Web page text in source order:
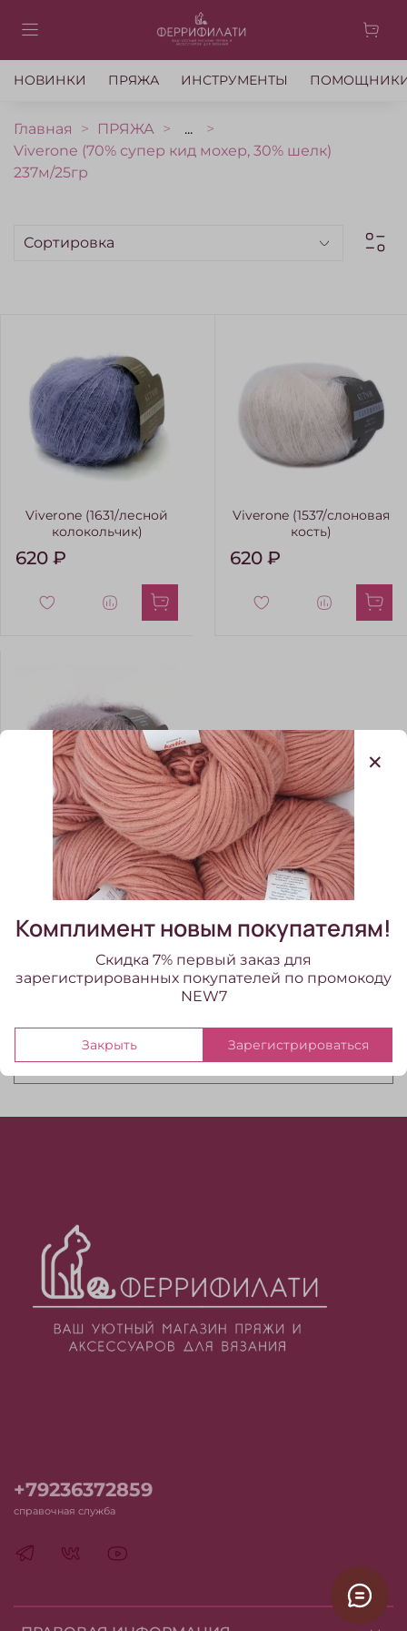
НОВИНКИ ПРЯЖА ИНСТРУМЕНТЫ
Главная ПРЯЖА
...
Viverone (70% супер кид мохер, 30% шелк)
237м/25гр
Viverone (1631/лесной
колокольчик)
620 ₽
Viverone (1537/слоновая
кость)
620 ₽
Viverone (3416/какао)
620 ₽
+79236372859
справочная служба
Комплимент новым покупателям!
Скидка 7% первый заказ для
зарегистрированных покупателей по промокоду
NEW7
Закрыть Зарегистрироваться